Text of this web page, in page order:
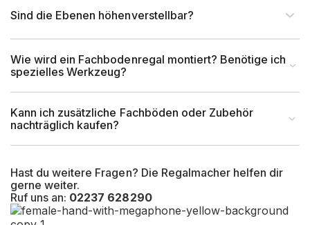
Hast du weitere Fragen? Die Regalmacher helfen dir
gerne weiter.
Ruf uns an: 02237 628290
Sind die Ebenen höhenverstellbar?
Wie wird ein Fachbodenregal montiert? Benötige ich
spezielles Werkzeug?
Kann ich zusätzliche Fachböden oder Zubehör
nachträglich kaufen?